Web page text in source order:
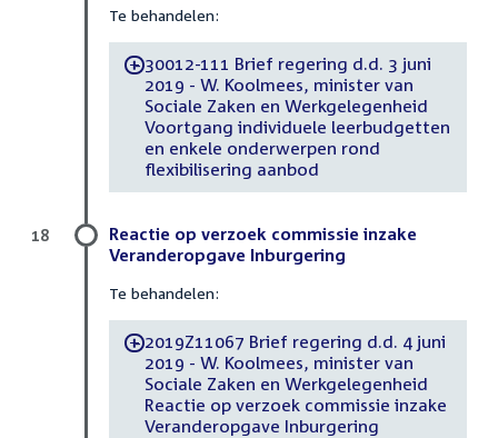
Te behandelen:
-30012-111 Brief regering d.d. 3 juni
2019 - W. Koolmees, minister van
Sociale Zaken en Werkgelegenheid
Voortgang individuele leerbudgetten
en enkele onderwerpen rond
flexibilisering aanbod
Reactie op verzoek commissie inzake
Veranderopgave Inburgering
Te behandelen:
-2019Z11067 Brief regering d.d. 4 juni
2019 - W. Koolmees, minister van
Sociale Zaken en Werkgelegenheid
Reactie op verzoek commissie inzake
Veranderopgave Inburgering
18